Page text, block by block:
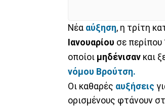
Νέα αύξηση, η τρίτη
Ιανουαρίου σε περίπου
οποίοι μηδένισαν και
νόμου Βρούτση.
Οι καθαρές αυξήσεις
ορισμένους φτάνουν